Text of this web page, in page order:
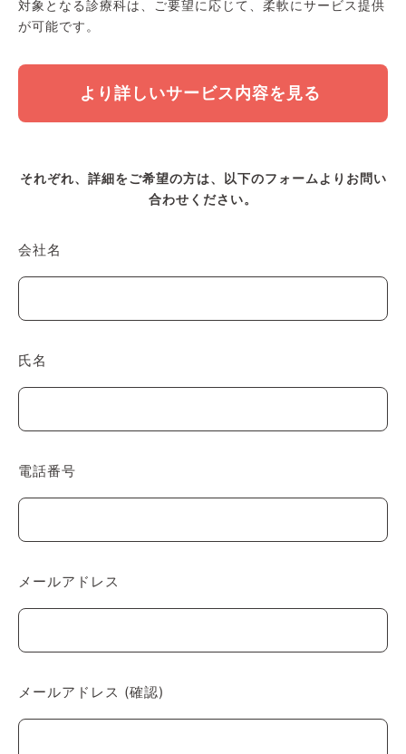
対象となる診療科は、ご要望に応じて、柔軟にサービス提供
が可能です。
より詳しいサービス内容を見る
それぞれ、詳細をご希望の方は、以下のフォームよりお問い
合わせください。
会社名
氏名
電話番号
メールアドレス
メールアドレス (確認)